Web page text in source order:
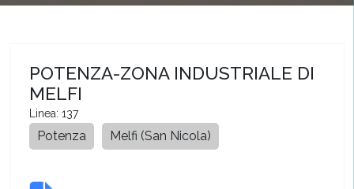
POTENZA-ZONA INDUSTRIALE DI
MELFI
Linea: 137
Potenza Melfi (San Nicola)